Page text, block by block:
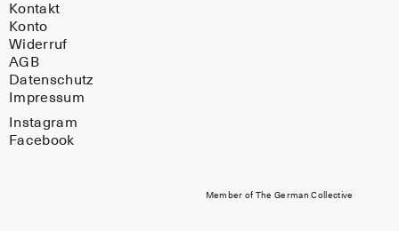
Kontakt
Konto
Widerruf
AGB
Datenschutz
Impressum
Member of The German Collective
Instagram
Facebook